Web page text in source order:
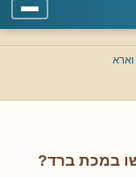
במכת ברד?